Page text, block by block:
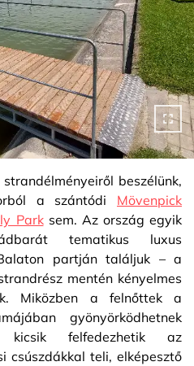
beszélünk,
a szántódi Mövenpick
Parksem. Az ország egyik
tematikus luxus
partján találjuk – a
mentén kényelmes
Miközben a felnőttek a
gyönyörködhetnek
felfedezhetik az
csúszdákkal teli, elképesztő